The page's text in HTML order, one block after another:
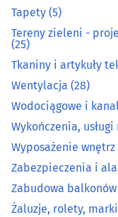
Obrazy, ramy
Ogrodnicze artykuły
Ogrzewanie i techniki
Opał(10)
Osuszanie i
Oświetlenie(18)
Tapety (5)
Tereny zieleni -
(25)
Tkaniny i artykuły
Wentylacja (28)
Wodociągowe i
Wykończenia,
Wyposażenie wnętrz
Zabezpieczenia i
Zabudowa balkonów
Żaluzje, rolety,